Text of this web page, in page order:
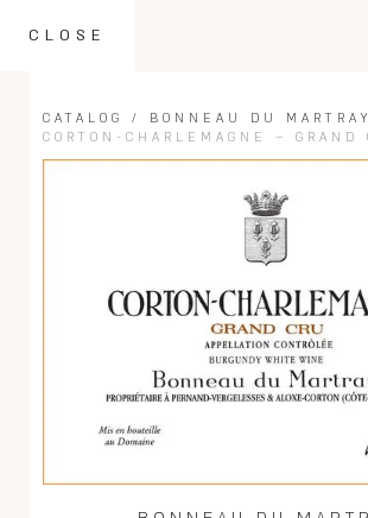
CLOSE
CATALOG / BONNEAU DU MARTRAY
CORTON-CHARLEMAGNE – GRAND